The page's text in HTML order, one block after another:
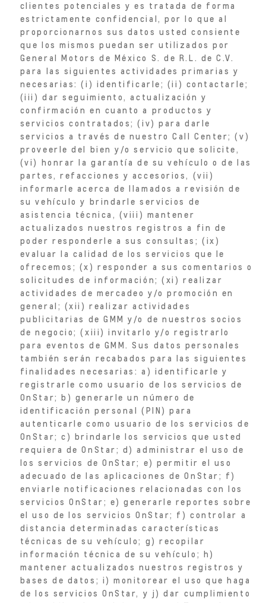
clientes potenciales y es tratada de forma
estrictamente confidencial, por lo que al
proporcionarnos sus datos usted consiente
que los mismos puedan ser utilizados por
General Motors de México S. de R.L. de C.V.
para las siguientes actividades primarias y
necesarias: (i) identificarle; (ii) contactarle;
(iii) dar seguimiento, actualización y
confirmación en cuanto a productos y
servicios contratados; (iv) para darle
servicios a través de nuestro Call Center; (v)
proveerle del bien y/o servicio que solicite,
(vi) honrar la garantía de su vehículo o de las
partes, refacciones y accesorios, (vii)
informarle acerca de llamados a revisión de
su vehículo y brindarle servicios de
asistencia técnica, (viii) mantener
actualizados nuestros registros a fin de
poder responderle a sus consultas; (ix)
evaluar la calidad de los servicios que le
ofrecemos; (x) responder a sus comentarios o
solicitudes de información; (xi) realizar
actividades de mercadeo y/o promoción en
general; (xii) realizar actividades
publicitarias de GMM y/o de nuestros socios
de negocio; (xiii) invitarlo y/o registrarlo
para eventos de GMM. Sus datos personales
también serán recabados para las siguientes
finalidades necesarias: a) identificarle y
registrarle como usuario de los servicios de
OnStar; b) generarle un número de
identificación personal (PIN) para
autenticarle como usuario de los servicios de
OnStar; c) brindarle los servicios que usted
requiera de OnStar; d) administrar el uso de
los servicios de OnStar; e) permitir el uso
adecuado de las aplicaciones de OnStar; f)
enviarle notificaciones relacionadas con los
servicios OnStar; e) generarle reportes sobre
el uso de los servicios OnStar; f) controlar a
distancia determinadas características
técnicas de su vehículo; g) recopilar
información técnica de su vehículo; h)
mantener actualizados nuestros registros y
bases de datos; i) monitorear el uso que haga
de los servicios OnStar, y j) dar cumplimiento